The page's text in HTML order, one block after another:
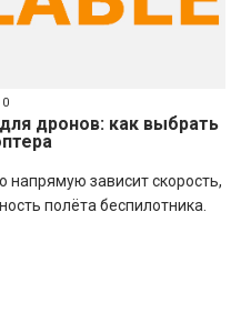
0
дронов: как выбрать
напрямую зависит скорость,
полёта беспилотника.